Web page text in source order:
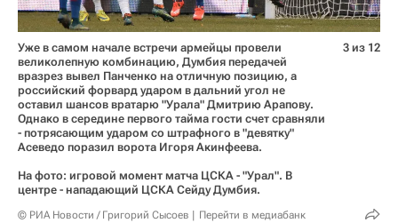
Уже в самом начале встречи армейцы провели
великолепную комбинацию, Думбия передачей
вразрез вывел Панченко на отличную позицию, а
российский форвард ударом в дальний угол не
оставил шансов вратарю "Урала" Дмитрию Арапову.
Однако в середине первого тайма гости счет сравняли
- потрясающим ударом со штрафного в "девятку"
Асеведо поразил ворота Игоря Акинфеева.
На фото: игровой момент матча ЦСКА - "Урал". В
центре - нападающий ЦСКА Сейду Думбия.
© РИА Новости / Григорий Сысоев Перейти в медиабанк
3 из 12